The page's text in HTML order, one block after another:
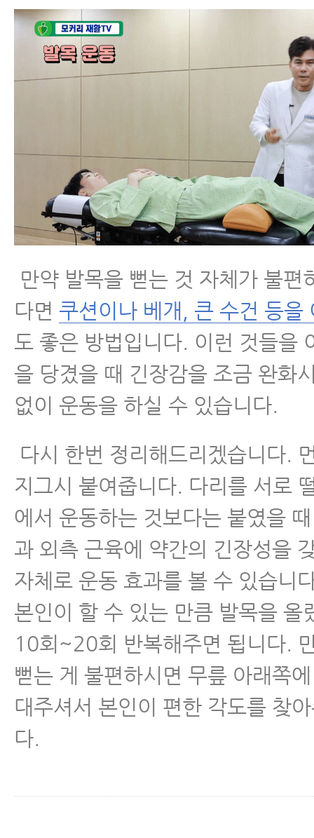
만약 발목을 뻗는 것 자체가 불편
다면 쿠션이나 베개, 큰 수건 등을
도 좋은 방법입니다. 이런 것들을
을 당겼을 때 긴장감을 조금 완화
없이 운동을 하실 수 있습니다.
다시 한번 정리해드리겠습니다.
지그시 붙여줍니다. 다리를 서로
에서 운동하는 것보다는 붙였을
과 외측 근육에 약간의 긴장성을
자체로 운동 효과를 볼 수 있습니
본인이 할 수 있는 만큼 발목을 올
10회~20회 반복해주면 됩니다.
뻗는 게 불편하시면 무릎 아래쪽
대주셔서 본인이 편한 각도를 찾
다.